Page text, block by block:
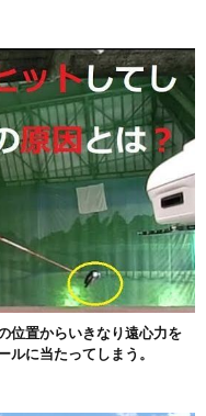
位置からいきなり遠心力を
ルに当たってしまう。